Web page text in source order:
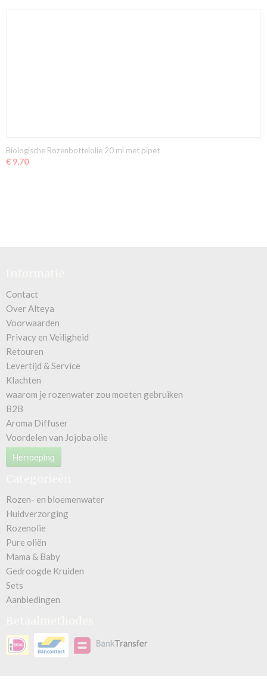
Biologische Rozenbottelolie 20 ml met pipet
€ 9,70
Contact
Over Alteya
Voorwaarden
Privacy en Veiligheid
Retouren
Levertijd & Service
Klachten
waarom je rozenwater zou moeten gebruiken
B2B
Aroma Diffuser
Voordelen van Jojoba olie
Herroeping
Rozen- en bloemenwater
Huidverzorging
Rozenolie
Pure oliën
Mama & Baby
Gedroogde Kruiden
Sets
Aanbiedingen